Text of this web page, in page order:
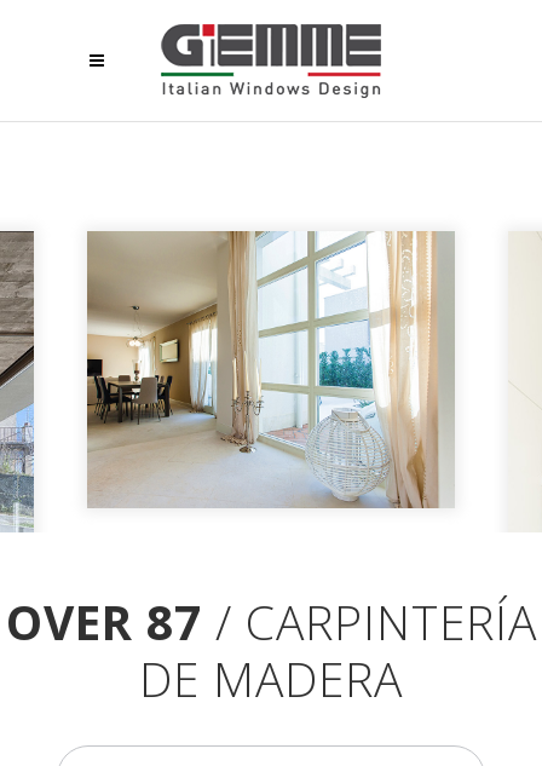
OVER 87 / CARPINTERÍA
DE MADERA